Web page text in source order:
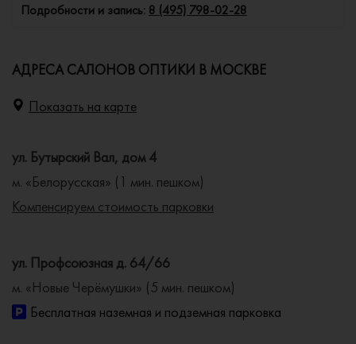
Подробности и запись: 8 (495) 798-02-28
АДРЕСА САЛОНОВ ОПТИКИ В МОСКВЕ
Показать на карте
ул. Бутырский Вал, дом 4
м. «Белорусская» (1 мин. пешком)
Компенсируем стоимость парковки
ул. Профсоюзная д. 64/66
м. «Новые Черёмушки» (5 мин. пешком)
Бесплатная наземная и подземная парковка